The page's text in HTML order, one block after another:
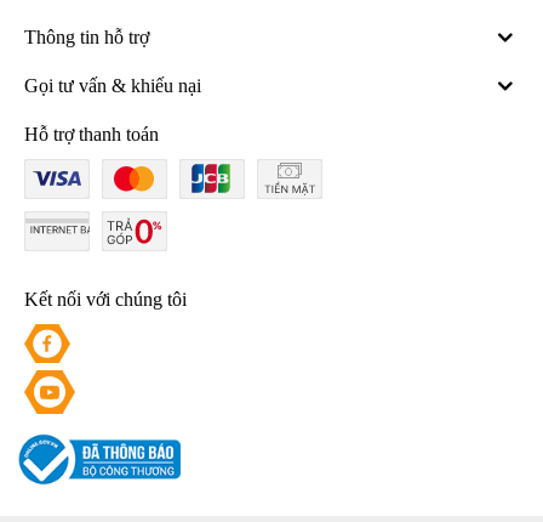
Thông tin hỗ trợ
Gọi tư vấn & khiếu nại
Hỗ trợ thanh toán
Kết nối với chúng tôi